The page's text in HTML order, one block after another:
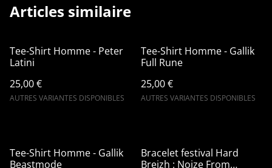
Articles similaire
Tee-Shirt Homme - Peter
Latini
25,00 €
AUTRES VARIANTES DISPONIBLES
Tee-Shirt Homme - Gallik
Full Rune
25,00 €
AUTRES VARIANTES DISPONIBLES
Tee-Shirt Homme - Gallik
Beastmode
Bracelet festival Hard
Breizh : Noize From